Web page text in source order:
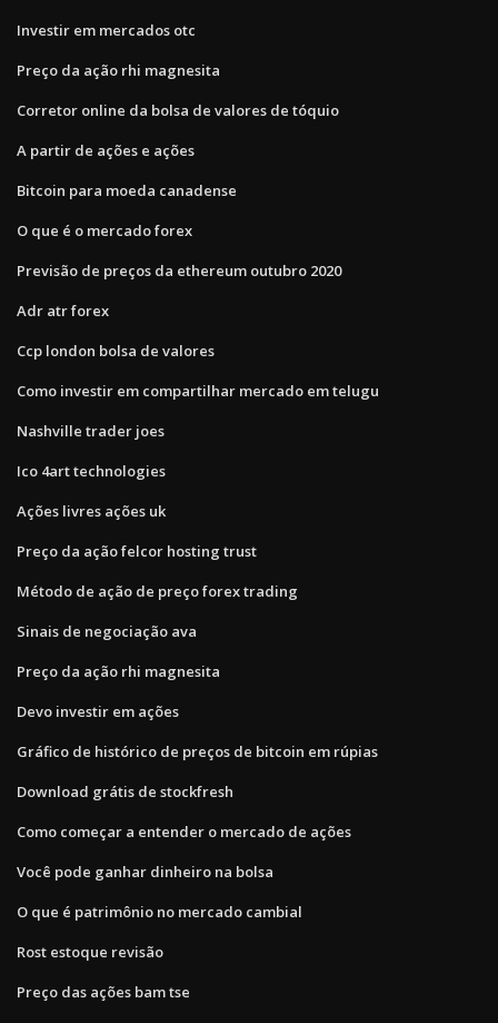
Investir em mercados otc
Preço da ação rhi magnesita
Corretor online da bolsa de valores de tóquio
A partir de ações e ações
Bitcoin para moeda canadense
O que é o mercado forex
Previsão de preços da ethereum outubro 2020
Adr atr forex
Ccp london bolsa de valores
Como investir em compartilhar mercado em telugu
Nashville trader joes
Ico 4art technologies
Ações livres ações uk
Preço da ação felcor hosting trust
Método de ação de preço forex trading
Sinais de negociação ava
Preço da ação rhi magnesita
Devo investir em ações
Gráfico de histórico de preços de bitcoin em rúpias
Download grátis de stockfresh
Como começar a entender o mercado de ações
Você pode ganhar dinheiro na bolsa
O que é patrimônio no mercado cambial
Rost estoque revisão
Preço das ações bam tse